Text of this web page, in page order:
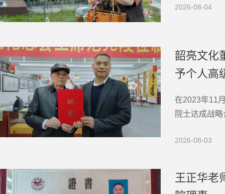
肥人，自幼
2026-08-04
韶亮文化
予个人高
在2023年11
院士达成战
步。范光陵先
2026-08-03
王正华老